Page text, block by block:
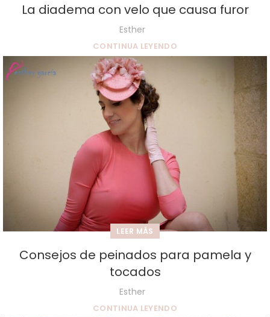
La diadema con velo que causa furor
Esther
CONTINUA LEYENDO
LEER MÁS
Consejos de peinados para pamela y
tocados
Esther
CONTINUA LEYENDO